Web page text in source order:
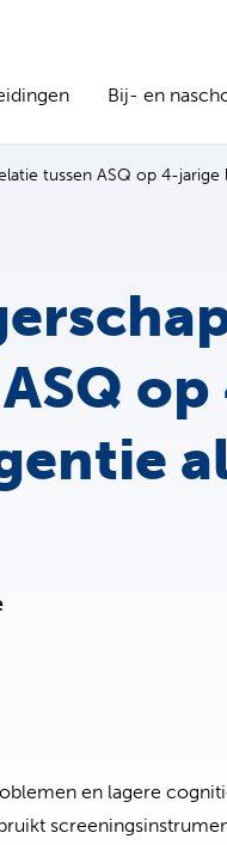
Bij- en
tussen ASQ op 4-
en lagere